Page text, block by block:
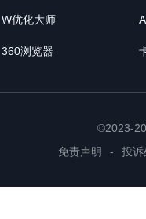
的问题​
复【前
问题​
复【副
W优化大师
360浏览器
©2023-
免责声明
- 投诉